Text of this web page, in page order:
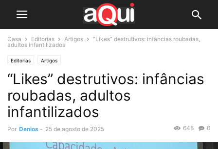
Casa Editorias Artigos
“Likes” destrutivos: infâncias roubadas,
adultos infantilizados
Editorias Artigos
“Likes” destrutivos: infâncias
roubadas, adultos
infantilizados
Por Denios - 25 de agosto de 2025 0
648